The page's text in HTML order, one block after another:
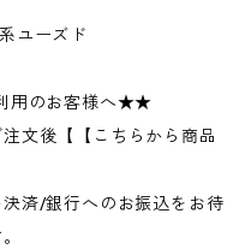
ユーズド
用のお客様へ★★
文後【【こちらから商品
済/銀行へのお振込をお待